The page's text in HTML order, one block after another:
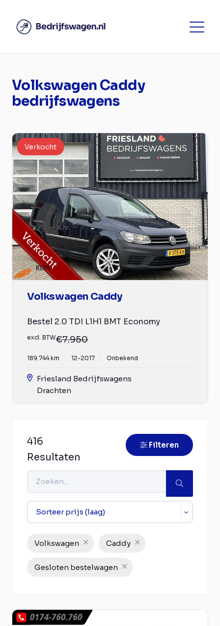
Volkswagen Caddy
bedrijfswagens
Verkocht
Volkswagen Caddy
Bestel 2.0 TDI L1H1 BMT Economy
excl. BTW€7.950
189.744 km 12-2017 Onbekend
Friesland Bedrijfswagens
Drachten
416
Resultaten
Filteren
Volkswagen Caddy
Gesloten bestelwagen